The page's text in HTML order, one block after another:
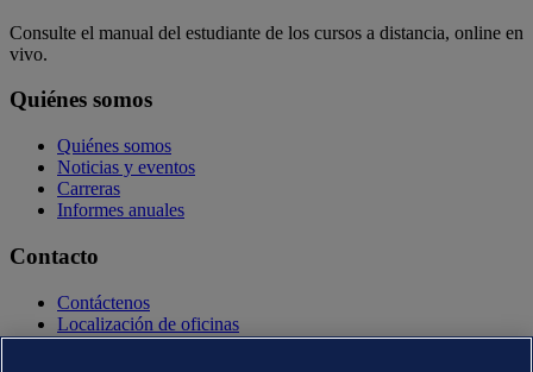
Consulte el manual del estudiante de los cursos a distancia, online en
vivo.
Quiénes somos
Quiénes somos
Noticias y eventos
Carreras
Informes anuales
Contacto
Contáctenos
Localización de oficinas
Contactos con la prensa